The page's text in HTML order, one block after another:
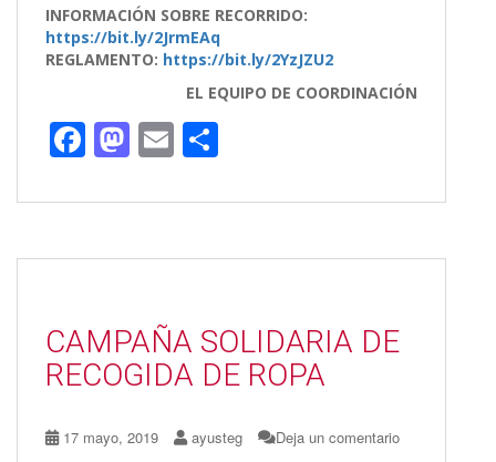
INFORMACIÓN SOBRE RECORRIDO:
https://bit.ly/2JrmEAq
REGLAMENTO: https://bit.ly/2YzJZU2
EL EQUIPO DE COORDINACIÓN
F
e
b
k
M
to
d
E
ai
l
m
p
r
CAMPAÑA SOLIDARIA DE
RECOGIDA DE ROPA
17 mayo, 2019 ayusteg Deja un comentario